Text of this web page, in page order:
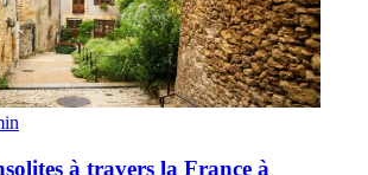
à travers la France à